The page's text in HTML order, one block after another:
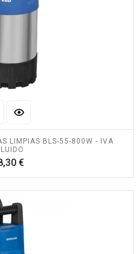
LIMPIAS BLS-55-800W - IVA
€Precio